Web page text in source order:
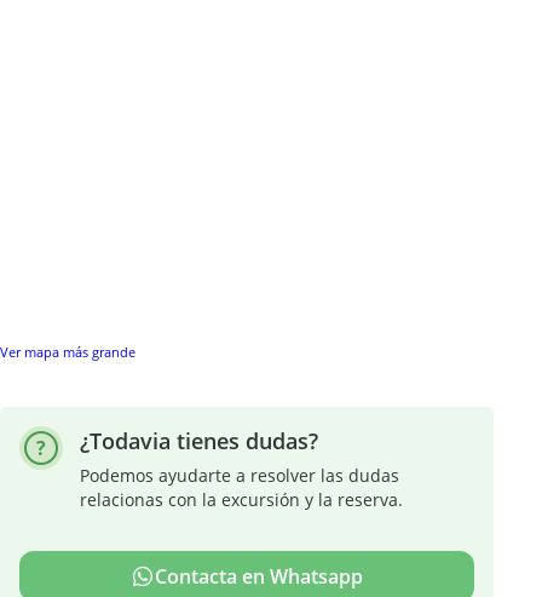
Ver mapa más grande
¿Todavia tienes dudas?
Podemos ayudarte a resolver las dudas
relacionas con la excursión y la reserva.
Contacta en Whatsapp